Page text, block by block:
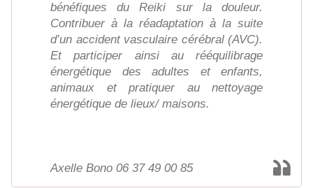
bénéfiques du Reiki sur la douleur.
Contribuer à la réadaptation à la suite
d’un accident vasculaire cérébral (AVC).
Et participer ainsi au rééquilibrage
énergétique des adultes et enfants,
animaux et pratiquer au nettoyage
énergétique de lieux/ maisons.
Axelle Bono 06 37 49 00 85